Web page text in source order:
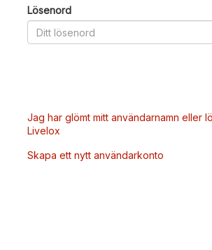
Lösenord
Jag har glömt mitt användarnamn eller
Livelox
Skapa ett nytt användarkonto